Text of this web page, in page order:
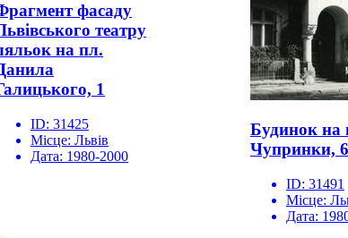
фасаду
театру
на пл.
1
ID: 31425
Місце: Львів
Дата: 1980-2000
Будинок на
Чупринки, 6
ID: 31491
Місце:
Дата: